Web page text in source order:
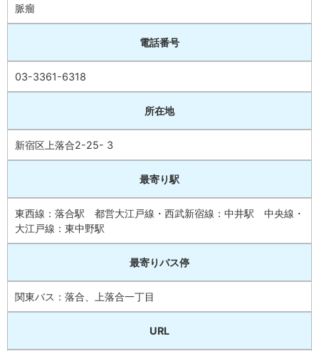
脈瘤
電話番号
03-3361-6318
所在地
新宿区上落合2-25- 3
最寄り駅
東西線：落合駅 都営大江戸線・西武新宿線：中井駅 中央線・
大江戸線：東中野駅
最寄りバス停
関東バス：落合、上落合一丁目
URL